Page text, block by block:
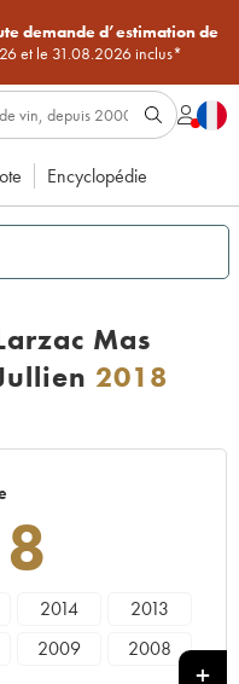
demande d’estimation de
et le 31.08.2026 inclus*
Encyclopédie
Mas
2018
2014
2013
2009
2008